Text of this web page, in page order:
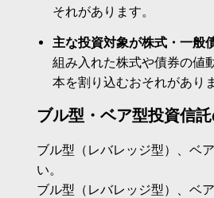
それがあります。
主な投資対象が株式・一般
組み入れた株式や債券の値
本を割り込むおそれがあり
ブル型・ベア型投資信
ブル型（レバレッジ型）、ベ
い。
ブル型（レバレッジ型）、ベ